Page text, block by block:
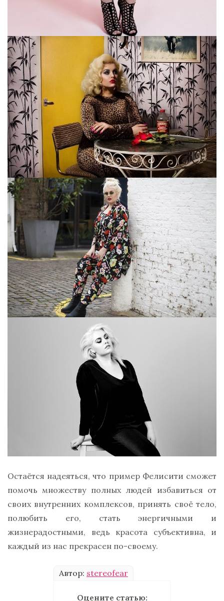
Остаётся надеяться, что пример Фелисити сможет
помочь множеству полных людей избавиться от
своих внутренних комплексов, принять своё тело,
полюбить его, стать энергичными и
жизнерадостными, ведь красота субъективна, и
каждый из нас прекрасен по-своему.
Автор: stereofear
Оцените статью: